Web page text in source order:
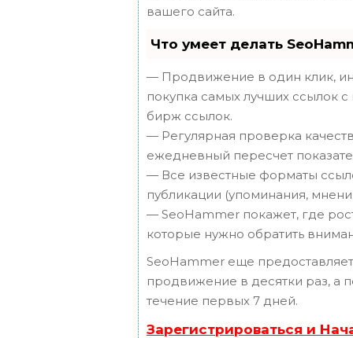
вашего сайта.
Что умеет делать
— Продвижение в один клик,
покупка самых лучших ссылок
бирж ссылок.
— Регулярная проверка
ежедневный пересчет
— Все известные форматы
публикации (упоминания,
— SeoHammer покажет, где
которые нужно обратить
SeoHammer еще
продвижение в десятки раз, а
течение первых 7 дней.
Зарегистрироваться и